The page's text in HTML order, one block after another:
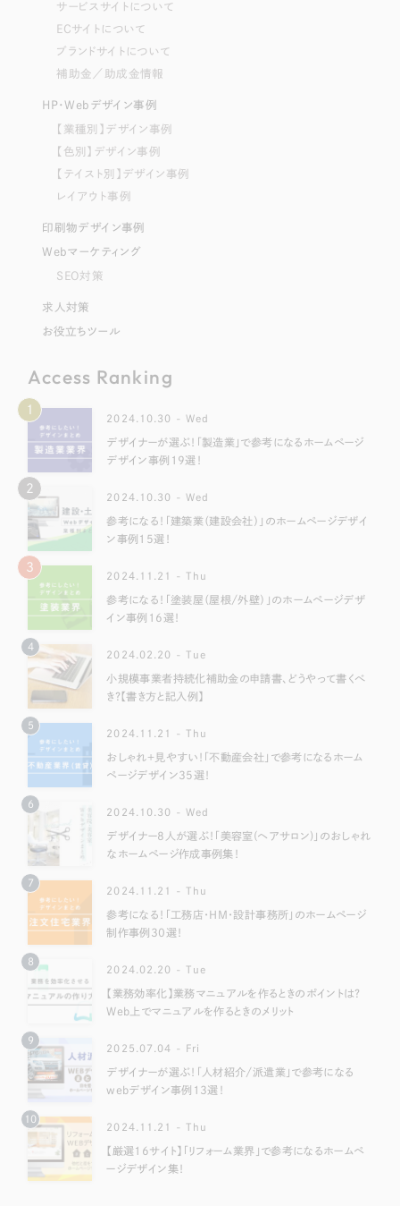
サービスサイトについて
ECサイトについて
ブランドサイトについて
補助金／助成金情報
HP・Webデザイン事例
【業種別】デザイン事例
【色別】デザイン事例
【テイスト別】デザイン事例
レイアウト事例
印刷物デザイン事例
Webマーケティング
SEO対策
求人対策
お役立ちツール
Access Ranking
1
2024.10.30 - Wed
デザイナーが選ぶ！「製造業」で参考になるホームページ
デザイン事例19選！
2
2024.10.30 - Wed
参考になる！「建築業（建設会社）」のホームページデザイ
ン事例15選！
3
2024.11.21 - Thu
参考になる！「塗装屋（屋根/外壁）」のホームページデザ
イン事例16選！
4
2024.02.20 - Tue
小規模事業者持続化補助金の申請書、どうやって書くべ
き？【書き方と記入例】
5
2024.11.21 - Thu
おしゃれ＋見やすい！「不動産会社」で参考になるホーム
ページデザイン35選！
6
2024.10.30 - Wed
デザイナー8人が選ぶ！「美容室(ヘアサロン)」のおしゃれ
なホームページ作成事例集！
7
2024.11.21 - Thu
参考になる！「工務店・HM・設計事務所」のホームページ
制作事例30選！
8
2024.02.20 - Tue
【業務効率化】業務マニュアルを作るときのポイントは？
Web上でマニュアルを作るときのメリット
9
2025.07.04 - Fri
デザイナーが選ぶ！「人材紹介/派遣業」で参考になる
webデザイン事例13選！
10
2024.11.21 - Thu
【厳選16サイト】「リフォーム業界」で参考になるホームペ
ージデザイン集！